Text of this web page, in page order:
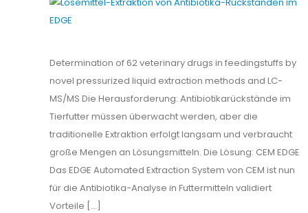
Determination of 62 veterinary drugs in feedingstuffs by
novel pressurized liquid extraction methods and LC-
MS/MS Die Herausforderung: Antibiotikarückstände im
Tierfutter müssen überwacht werden, aber die
traditionelle Extraktion erfolgt langsam und verbraucht
große Mengen an Lösungsmitteln. Die Lösung: CEM EDGE
Das EDGE Automated Extraction System von CEM ist nun
für die Antibiotika-Analyse in Futtermitteln validiert
Vorteile […]